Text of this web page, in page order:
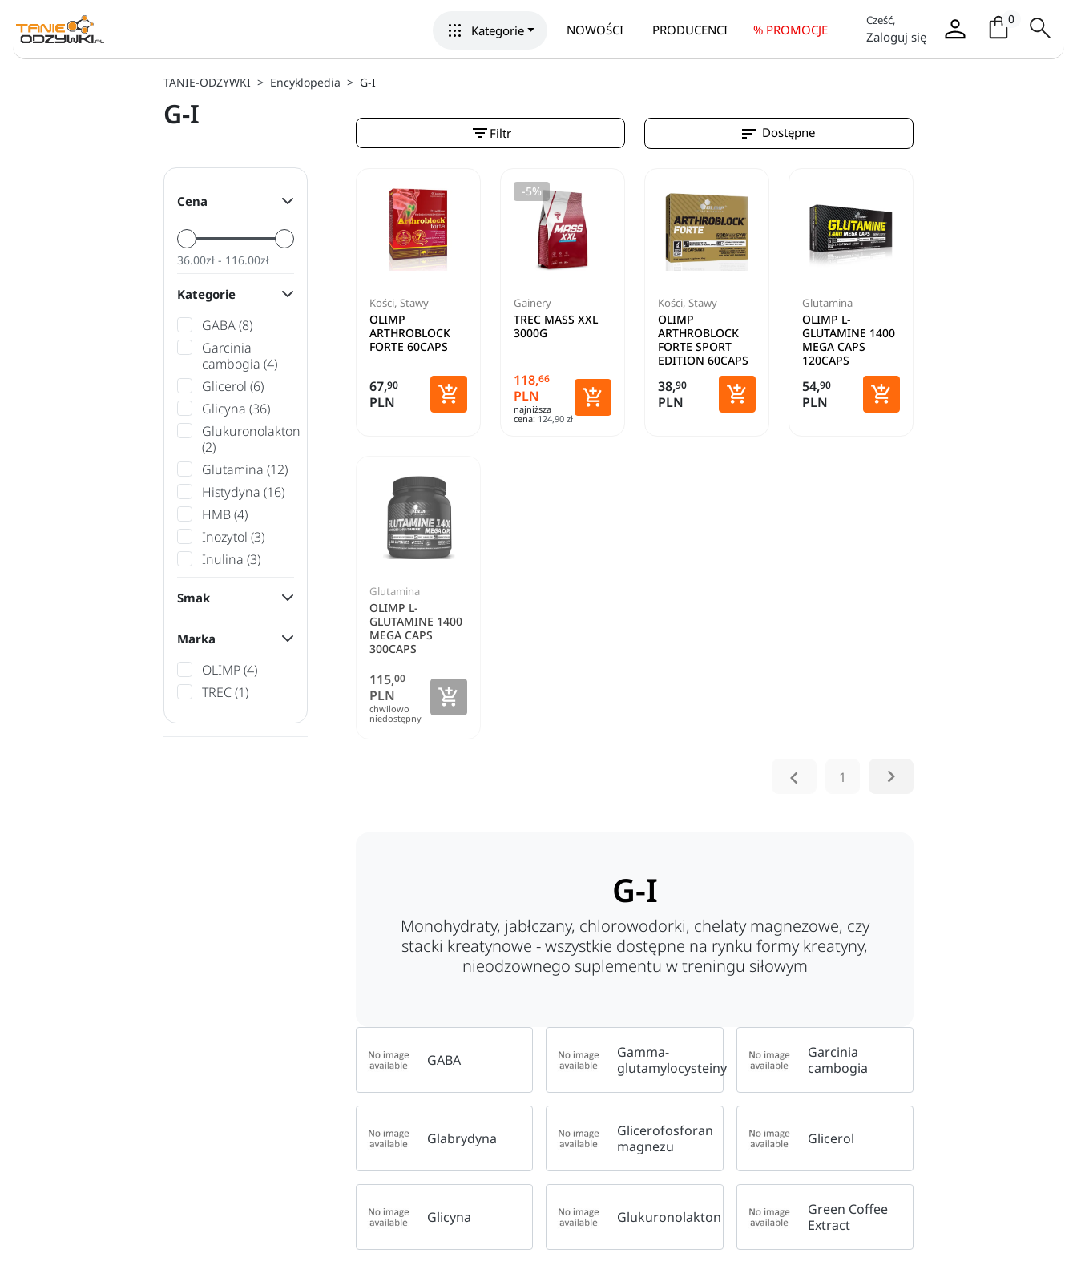
apps Kategorie NOWOŚCI PRODUCENCI % PROMOCJE
Cześć,
Zaloguj się
0Koszyk /
TANIE-ODZYWKI Encyklopedia G-I
G-I
Cena
36.00zł - 116.00zł
Kategorie
GABA(8)
Garcinia
cambogia (4)
Glicerol (6)
Glicyna (36)
Glukuronolakton
(2)
Glutamina (12)
Histydyna (16)
HMB(4)
Inozytol (3)
Inulina (3)
Smak
Marka
OLIMP(4)
TREC(1)
filter_list Filtr sort Dostępne
Kości, Stawy
OLIMP
ARTHROBLOCK
FORTE 60CAPS
67,90
PLN 
Dodaj do koszyka
-5%
Gainery
TREC MASS XXL
3000G
118,66
PLN
najniższa
cena: 124,90 zł
 Zobacz szczegóły
Kości, Stawy
OLIMP
ARTHROBLOCK
FORTE SPORT
EDITION 60CAPS
38,90
PLN 
Dodaj do koszyka
Glutamina
OLIMP L-
GLUTAMINE 1400
MEGA CAPS
120CAPS
54,90
PLN 
Dodaj do koszyka
Glutamina
OLIMP L-
GLUTAMINE 1400
MEGA CAPS
300CAPS
115,00
PLN
chwilowo
niedostępny

 1 
G-I
Monohydraty, jabłczany, chlorowodorki, chelaty magnezowe, czy
stacki kreatynowe - wszystkie dostępne na rynku formy kreatyny,
nieodzownego suplementu w treningu siłowym
GABA
Gamma-
glutamylocysteiny
Garcinia
cambogia
Glabrydyna
Glicerofosforan
magnezu
Glicerol
Glicyna Glukuronolakton
Green Coffee
Extract